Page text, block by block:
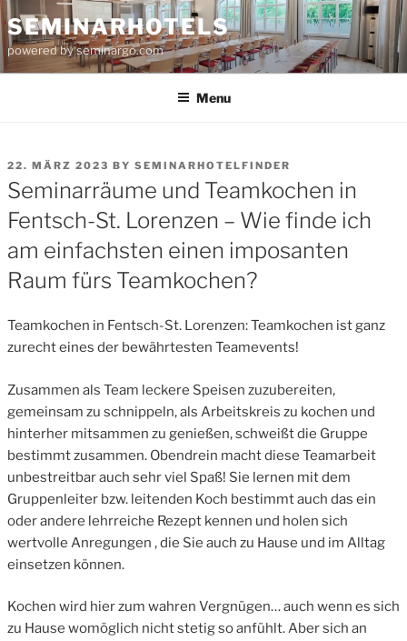
Skip
to
content
SEMINARHOTELS
powered by seminargo.com
Menu
POSTED
ON
22. MÄRZ 2023 BY SEMINARHOTELFINDER
Seminarräume und Teamkochen in
Fentsch-St. Lorenzen – Wie finde ich
am einfachsten einen imposanten
Raum fürs Teamkochen?
Teamkochen in Fentsch-St. Lorenzen: Teamkochen ist ganz
zurecht eines der bewährtesten Teamevents!
Zusammen als Team leckere Speisen zuzubereiten,
gemeinsam zu schnippeln, als Arbeitskreis zu kochen und
hinterher mitsammen zu genießen, schweißt die Gruppe
bestimmt zusammen. Obendrein macht diese Teamarbeit
unbestreitbar auch sehr viel Spaß! Sie lernen mit dem
Gruppenleiter bzw. leitenden Koch bestimmt auch das ein
oder andere lehrreiche Rezept kennen und holen sich
wertvolle Anregungen , die Sie auch zu Hause und im Alltag
einsetzen können.
Kochen wird hier zum wahren Vergnügen… auch wenn es sich
zu Hause womöglich nicht stetig so anfühlt. Aber sich an